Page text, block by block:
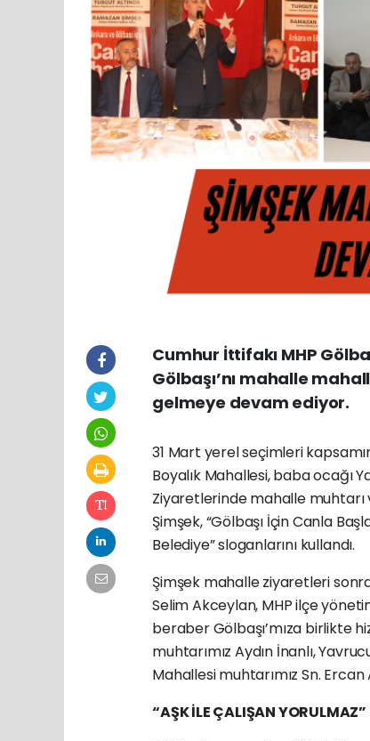
Cumhur İttifakı MHP
Gölbaşı’nı mahalle
gelmeye devam ediyor.
31 Mart yerel seçimleri
Boyalık Mahallesi, baba ocağı
Ziyaretlerinde mahalle
Şimşek,“Gölbaşı İçin Canla
Belediye” sloganlarını kullandı.
Şimşek mahalle ziyaretleri
Selim Akceylan, MHP ilçe
beraber Gölbaşı’mıza birlikte
muhtarımız Aydın İnanlı,
Mahallesi muhtarımız Sn.
“AŞK İLE ÇALIŞAN YORULMAZ”